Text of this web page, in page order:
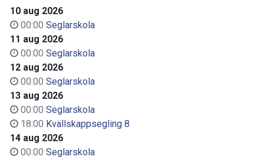
10 aug 2026
00:00 Seglarskola
11 aug 2026
00:00 Seglarskola
12 aug 2026
00:00 Seglarskola
13 aug 2026
00:00 Seglarskola
18:00 Kvällskappsegling 8
14 aug 2026
00:00 Seglarskola